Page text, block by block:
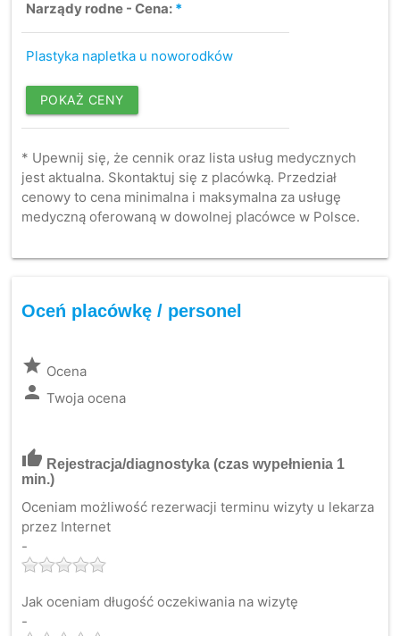
Narządy rodne - Cena: *
Plastyka napletka u noworodków
POKAŻ CENY
* Upewnij się, że cennik oraz lista usług medycznych
jest aktualna. Skontaktuj się z placówką. Przedział
cenowy to cena minimalna i maksymalna za usługę
medyczną oferowaną w dowolnej placówce w Polsce.
Oceń placówkę / personel
grade Ocena
person Twoja ocena
thumb_up Rejestracja/diagnostyka (czas wypełnienia 1
min.)
Oceniam możliwość rezerwacji terminu wizyty u lekarza
przez Internet
-
Jak oceniam długość oczekiwania na wizytę
-